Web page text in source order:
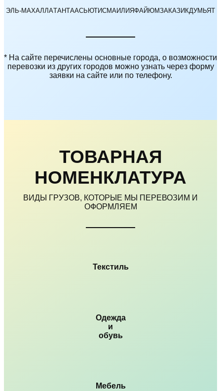
ЭЛЬ-МАХАЛЛАТАНТААСЬЮТИСМАИЛИЯФАЙЮМЗАКАЗИКДУМЬЯТ
* На сайте перечислены основные города, о возможности
перевозки из других городов можно узнать через форму
заявки на сайте или по телефону.
ТОВАРНАЯ
НОМЕНКЛАТУРА
ВИДЫ ГРУЗОВ, КОТОРЫЕ МЫ ПЕРЕВОЗИМ И
ОФОРМЛЯЕМ
Текстиль
Одежда
и
обувь
Мебель